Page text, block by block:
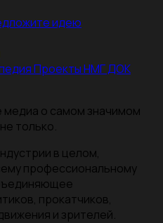
идею
Проекты НМГ ДОК
медиа о самом значимом
только.
в целом,
профессиональному
прокатчиков,
и зрителей.